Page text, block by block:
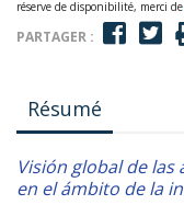
réserve de disponibilité, merci de
PARTAGER :
Résumé
Visión global de las
en el ámbito de la